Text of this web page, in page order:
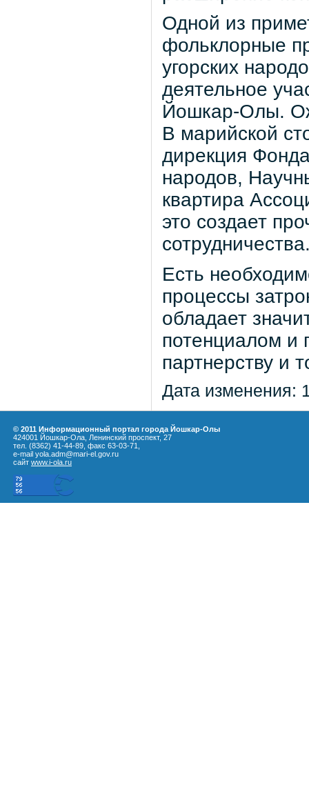
Одной из
фольклорные
угорских
деятельное
Йошкар-Олы.
В марийской
дирекция
народов,
квартира
это создает
Есть
процессы
обладает
потенциалом и
партнерству и
Дата изменения:
© 2011 Информационный портал города Йошкар-Олы
424001 Йошкар-Ола, Ленинский проспект, 27
тел. (8362) 41-44-89, факс 63-03-71,
e-mail yola.adm@mari-el.gov.ru
сайт www.i-ola.ru